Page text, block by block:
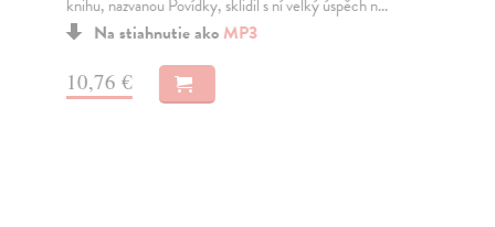
knihu, nazvanou Povídky, sklidil s ní velký úspěch n...
Na stiahnutie akoMP3
10,76 €